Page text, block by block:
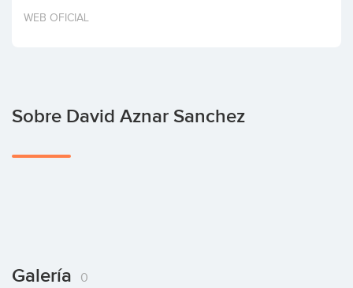
Invertir
WEB OFICIAL
Sobre David Aznar Sanchez
Galería 0